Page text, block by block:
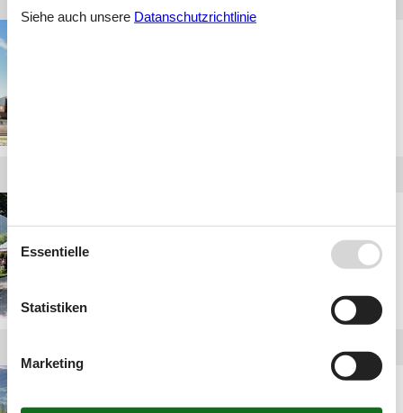
zillertal
wochenende
Siehe auch unsere Datanschutzrichtlinie
Essentielle
Statistiken
Marketing